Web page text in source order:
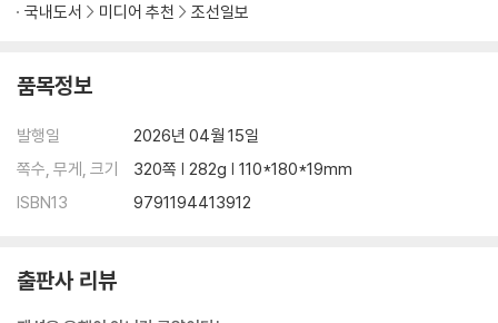
국내도서
미디어 추천 조선일보
품목정보
발행일
2026년 04월 15일
쪽수, 무게, 크기
320쪽 | 282g | 110*180*19mm
ISBN13
9791194413912
출판사 리뷰